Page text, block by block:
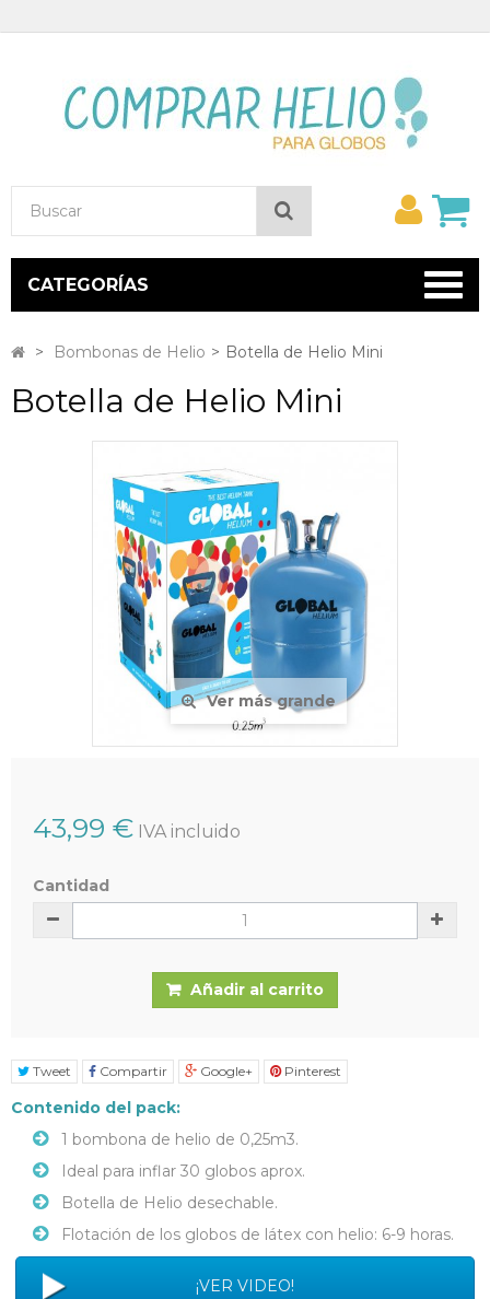
Mi
CATEGORÍAS
> Bombonas de Helio > Botella de Helio Mini
Botella de Helio Mini
Ver más grande
43,99 € IVA incluido
Cantidad
Añadir al carrito
Tweet Compartir Google+ Pinterest
Contenido del pack:
1 bombona de helio de 0,25m3.
Ideal para inflar 30 globos aprox.
Botella de Helio desechable.
Flotación de los globos de látex con helio: 6-9 horas.
¡VER VIDEO!